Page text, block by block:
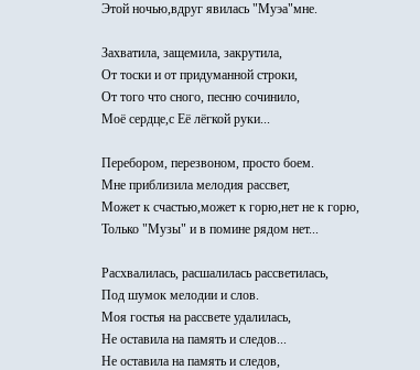
Этой ночью,вдруг явилась "Муэа"мне.
Захватила, защемила, закрутила,
От тоски и от придуманной строки,
От того что сного, песню сочинило,
Моё сердце,с Её лёгкой руки...
Перебором, перезвоном, просто боем.
Мне приблизила мелодия рассвет,
Может к счастью,может к горю,нет не к горю,
Только "Музы" и в помине рядом нет...
Расхвалилась, расшалилась рассветилась,
Под шумок мелодии и слов.
Моя гостья на рассвете удалилась,
Не оставила на память и следов...
Не оставила на память и следов,